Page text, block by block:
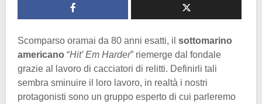
Scomparso oramai da 80 anni esatti, il sottomarino
americano “Hit’ Em Harder” riemerge dal fondale
grazie al lavoro di cacciatori di relitti. Definirli tali
sembra sminuire il loro lavoro, in realtà i nostri
protagonisti sono un gruppo esperto di cui parleremo